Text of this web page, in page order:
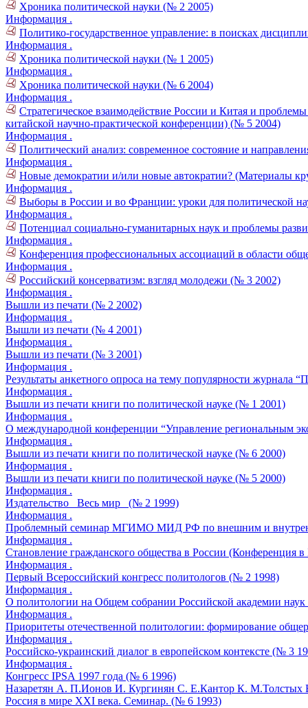
Хроника политической науки (№ 2 2005)
Информация .
Политико-государственное управление: в поисках
Информация .
Хроника политической науки (№ 1 2005)
Информация .
Хроника политической науки (№ 6 2004)
Информация .
Стратегическое взаимодействие России и Китая и
китайской научно-практической конференции) (№ 5 2004)
Информация .
Политический анализ: современное состояние и
Информация .
Новые демократии и/или новые автократии? (Материалы
Информация .
Выборы в России и во Франции: уроки для политической
Информация .
Потенциал социально-гуманитарных наук и проблемы
Информация .
Конференция профессиональных ассоциаций в области
Информация .
Российский консерватизм: взгляд молодежи (№ 3 2002)
Информация .
Вышли из печати (№ 2 2002)
Информация .
Вышли из печати (№ 4 2001)
Информация .
Вышли из печати (№ 3 2001)
Информация .
Результаты анкетного опроса на тему популярности журнала
Информация .
Вышли из печати книги по политической науке (№ 1 2001)
Информация .
О международной конференции “Управление региональным
Информация .
Вышли из печати книги по политической науке (№ 6 2000)
Информация .
Вышли из печати книги по политической науке (№ 5 2000)
Информация .
Издательство _Весь мир_ (№ 2 1999)
Информация .
Проблемный семинар МГИМО МИД РФ по внешним и
Информация .
Становление гражданского общества в России (Конференция
Информация .
Первый Всероссийский конгресс политологов (№ 2 1998)
Информация .
О политологии на Общем собрании Российской академии
Информация .
Приоритеты отечественной политологии: формирование
Информация .
Российско-украинский диалог в европейском контексте (№ 3
Информация .
Конгресс IPSA 1997 года (№ 6 1996)
Назаретян А. П.Ионов И. Кургинян С. Е.Кантор К. М.Толстых
Россия в мире XXI века. Семинар. (№ 6 1993)